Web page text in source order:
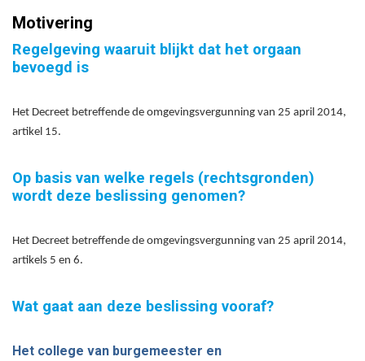
Motivering
Regelgeving waaruit blijkt dat het orgaan
bevoegd is
Het Decreet betreffende de omgevingsvergunning van 25 april 2014,
artikel 15.
Op basis van welke regels (rechtsgronden)
wordt deze beslissing genomen?
Het Decreet betreffende de omgevingsvergunning van 25 april 2014,
artikels 5 en 6.
Wat gaat aan deze beslissing vooraf?
Het college van burgemeester en